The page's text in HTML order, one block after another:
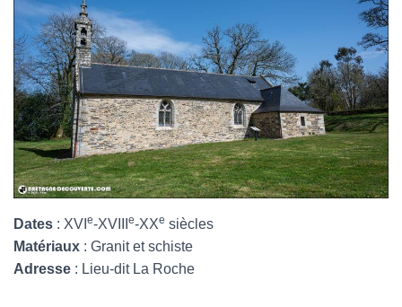
Dates : XVI e-XVIII e-XXe siècles
Matériaux : Granit et schiste
Adresse : Lieu-dit La Roche